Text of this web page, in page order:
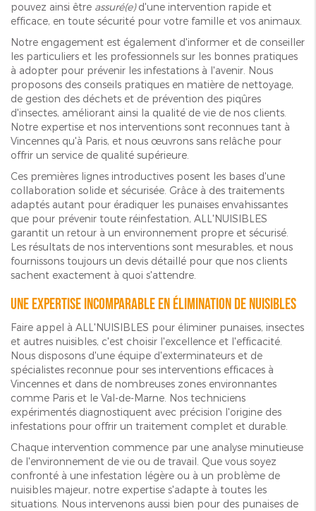
pouvez ainsi être assuré(e)d'une intervention rapide et
efficace, en toute sécurité pour votre famille et vos animaux.
Notre engagement est également d'informer et de conseiller
les particuliers et les professionnels sur les bonnes pratiques
à adopter pour prévenir les infestations à l'avenir. Nous
proposons des conseils pratiques en matière de nettoyage,
de gestion des déchets et de prévention des piqûres
d'insectes, améliorant ainsi la qualité de vie de nos clients.
Notre expertise et nos interventions sont reconnues tant à
Vincennes qu'à Paris, et nous œuvrons sans relâche pour
offrir un service de qualité supérieure.
Ces premières lignes introductives posent les bases d'une
collaboration solide et sécurisée. Grâce à des traitements
adaptés autant pour éradiquer les punaises envahissantes
que pour prévenir toute réinfestation, ALL'NUISIBLES
garantit un retour à un environnement propre et sécurisé.
Les résultats de nos interventions sont mesurables, et nous
fournissons toujours un devis détaillé pour que nos clients
sachent exactement à quoi s'attendre.
Une expertise incomparable en élimination de nuisibles
Faire appel à ALL'NUISIBLES pour éliminer punaises, insectes
et autres nuisibles, c'est choisir l'excellence et l'efficacité.
Nous disposons d'une équipe d'exterminateurs et de
spécialistes reconnue pour ses interventions efficaces à
Vincennes et dans de nombreuses zones environnantes
comme Paris et le Val-de-Marne. Nos techniciens
expérimentés diagnostiquent avec précision l'origine des
infestations pour offrir un traitement complet et durable.
Chaque intervention commence par une analyse minutieuse
de l'environnement de vie ou de travail. Que vous soyez
confronté à une infestation légère ou à un problème de
nuisibles majeur, notre expertise s'adapte à toutes les
situations. Nous intervenons aussi bien pour des punaises de